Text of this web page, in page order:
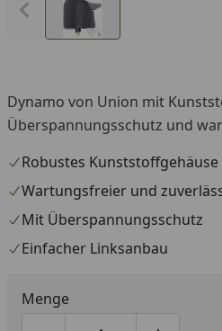
Vorheriges Bild anzeigen
Dynamo von Union mit
Überspannungsschutz und
Robustes Kunststoffgehäuse
Wartungsfreier und
Mit Überspannungsschutz
Einfacher Linksanbau
Menge